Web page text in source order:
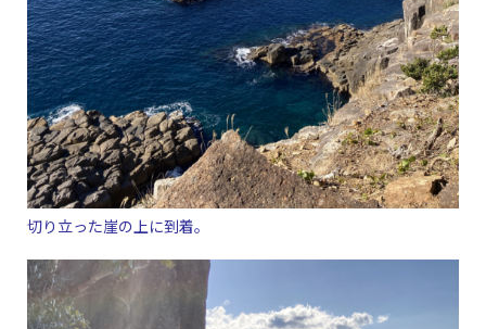
切り立った崖の上に到着。